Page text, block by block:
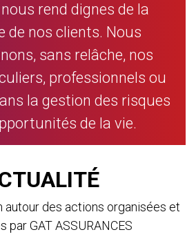
rend dignes de la
de nos clients. Nous
sans relâche, nos
professionnels ou
la gestion des risques
de la vie.
autour des actions organisées et
par GAT ASSURANCES